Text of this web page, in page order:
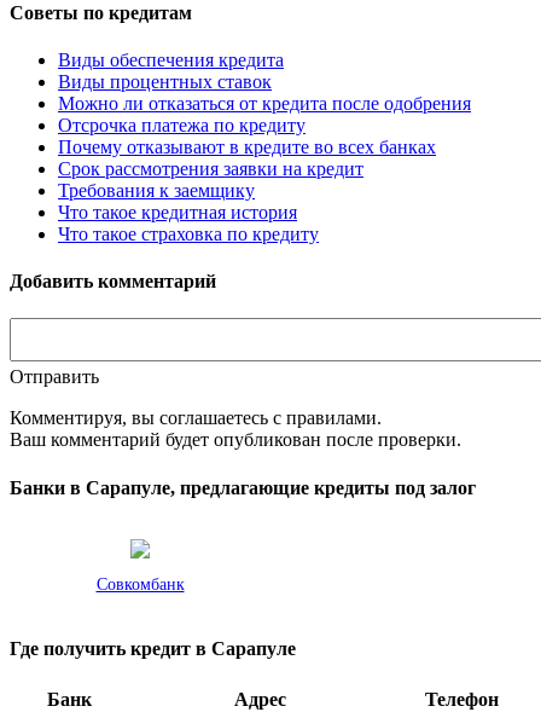
Советы по кредитам
Виды обеспечения кредита
Виды процентных ставок
Можно ли отказаться от кредита после одобрения
Отсрочка платежа по кредиту
Почему отказывают в кредите во всех банках
Срок рассмотрения заявки на кредит
Требования к заемщику
Что такое кредитная история
Что такое страховка по кредиту
Добавить комментарий
Отправить
Комментируя, вы соглашаетесь c правилами.
Ваш комментарий будет опубликован после проверки.
Банки в Сарапуле, предлагающие кредиты под залог
Совкомбанк
Где получить кредит в Сарапуле
Банк Адрес Телефон